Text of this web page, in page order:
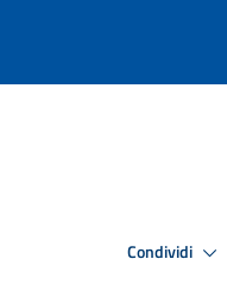
Condividi